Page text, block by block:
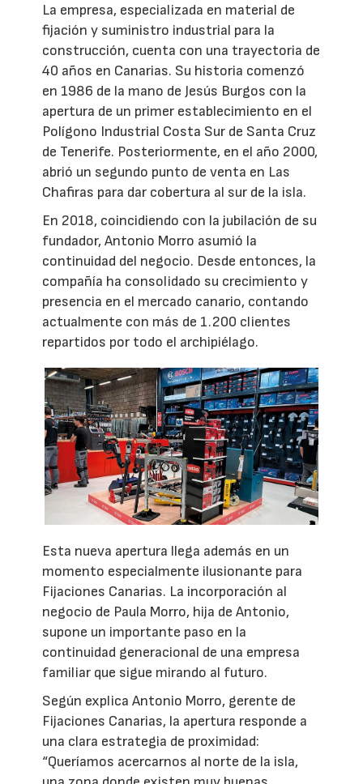
La empresa, especializada en material de
fijación y suministro industrial para la
construcción, cuenta con una trayectoria de
40 años en Canarias. Su historia comenzó
en 1986 de la mano de Jesús Burgos con la
apertura de un primer establecimiento en el
Polígono Industrial Costa Sur de Santa Cruz
de Tenerife. Posteriormente, en el año 2000,
abrió un segundo punto de venta en Las
Chafiras para dar cobertura al sur de la isla.
En 2018, coincidiendo con la jubilación de su
fundador, Antonio Morro asumió la
continuidad del negocio. Desde entonces, la
compañía ha consolidado su crecimiento y
presencia en el mercado canario, contando
actualmente con más de 1.200 clientes
repartidos por todo el archipiélago.
Esta nueva apertura llega además en un
momento especialmente ilusionante para
Fijaciones Canarias. La incorporación al
negocio de Paula Morro, hija de Antonio,
supone un importante paso en la
continuidad generacional de una empresa
familiar que sigue mirando al futuro.
Según explica Antonio Morro, gerente de
Fijaciones Canarias, la apertura responde a
una clara estrategia de proximidad:
“Queríamos acercarnos al norte de la isla,